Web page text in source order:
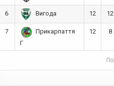
6 Вигода 12 12
7
Прикарпаття
Г
12 8